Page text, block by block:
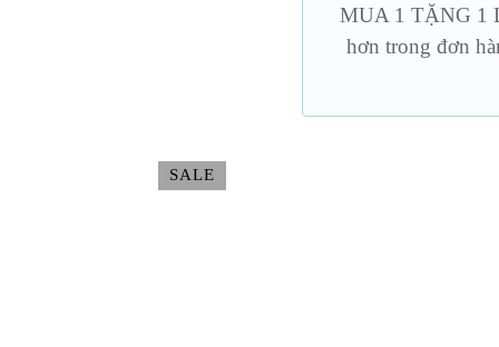
Nến & đồ bdsm khác Trang phục
MUA 1 TẶNG 1
hơn trong đơn
SALE